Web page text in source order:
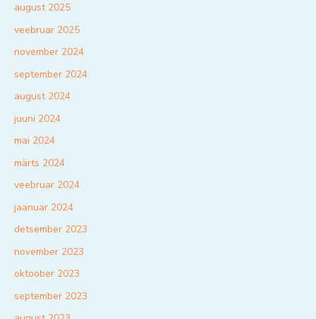
august 2025
veebruar 2025
november 2024
september 2024
august 2024
juuni 2024
mai 2024
märts 2024
veebruar 2024
jaanuar 2024
detsember 2023
november 2023
oktoober 2023
september 2023